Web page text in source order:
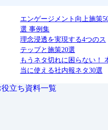
エンゲージメント向上施策
選 事例集
理念浸透を実現する4つのス
テップと施策20選
もうネタ切れに困らない！
当に使える社内報ネタ30選